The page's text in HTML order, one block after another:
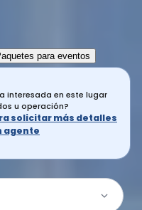
para eventos
interesada en este lugar
u operación?
solicitar más detalles
agente